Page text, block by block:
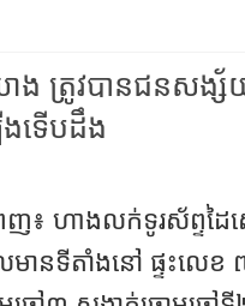
ង ត្រូវបានជនសង្
ទើបដឹង
េញ​៖​ ហាងលក់ទូរស័ព្ទ​ដ
មានទីតាំងនៅ​ ផ្ទះលេខ